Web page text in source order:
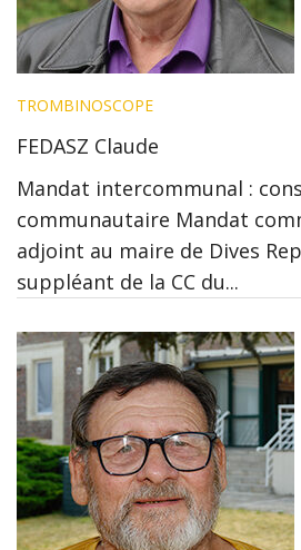
TROMBINOSCOPE
FEDASZ Claude
Mandat intercommunal :
communautaire Mandat
adjoint au maire de Dives
suppléant de la CC du...